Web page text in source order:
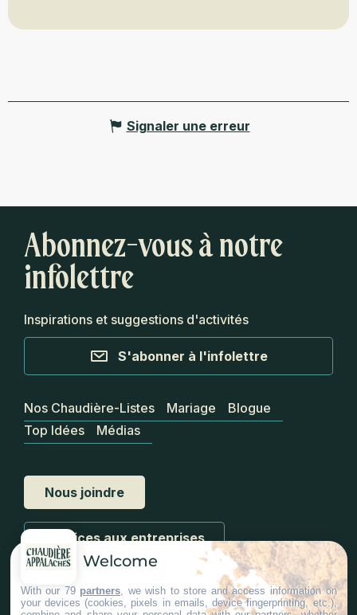
Signaler une erreur
Abonnez-vous à notre
infolettre
Inspirations et suggestions d'activités
S'abonner à l'infolettre
Nous joindre
Services aux entreprises
Nos Chaudière-Listes Mariage
Blogue
Top Idées
Médias
Welcome
With our 79 partners , we wish to store and access information on
your devices (cookies, pixels in emails, device fingerprinting, etc.),